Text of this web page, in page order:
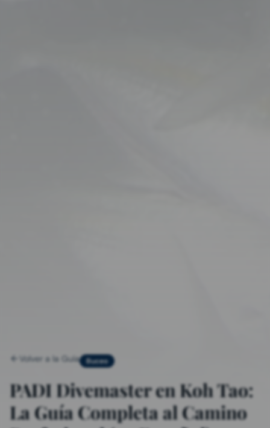
Volver a la Guía Buceo
PADI Divemaster en Koh Tao:
La Guía Completa al Camino